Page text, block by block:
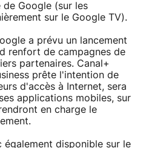
de Google (sur les
sur le Google TV).
a prévu un lancement
renfort de campagnes de
partenaires. Canal+
prête l'intention de
d'accès à Internet, sera
applications mobiles, sur
en charge le
également disponible sur le